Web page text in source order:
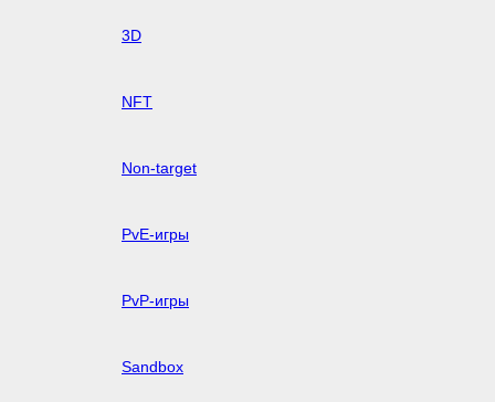
3D
NFT
Non-target
PvE-игры
PvP-игры
Sandbox